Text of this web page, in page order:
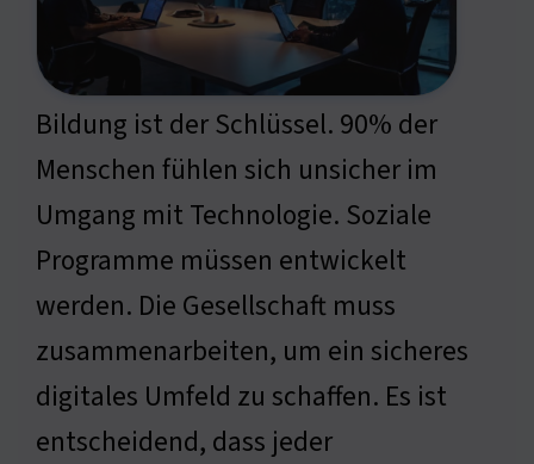
Bildung ist der Schlüssel. 90% der
Menschen fühlen sich unsicher im
Umgang mit Technologie. Soziale
Programme müssen entwickelt
werden. Die Gesellschaft muss
zusammenarbeiten, um ein sicheres
digitales Umfeld zu schaffen. Es ist
entscheidend, dass jeder